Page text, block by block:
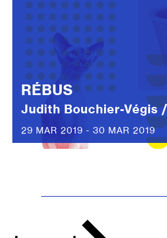
RÉBUS
Judith Bouchier-Végis
29 MAR 2019 - 30 MAR 2019